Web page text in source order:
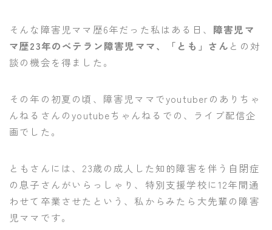
そんな障害児ママ歴6年だった私はある日、 障害児マ
マ歴23年のベテラン障害児ママ、「とも」さん との対
談の機会を得ました。
その年の初夏の頃、障害児ママでyoutuberのありちゃ
んねるさんのyoutubeちゃんねるでの、ライブ配信企
画でした。
ともさんには、23歳の成人した知的障害を伴う自閉症
の息子さんがいらっしゃり、特別支援学校に12年間通
わせて卒業させたという、私からみたら大先輩の障害
児ママです。